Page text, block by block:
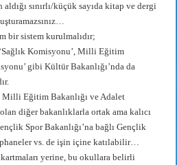
sınırlı/küçük sayıda kitap ve dergi
bir sistem kurulmalıdır;
Komisyonu’, Milli Eğitim
gibi Kültür Bakanlığı’nda da
Eğitim Bakanlığı ve Adalet
diğer bakanlıklarla ortak ama kalıcı
Spor Bakanlığı’na bağlı Gençlik
vs. de işin içine katılabilir…
yerine, bu okullara belirli